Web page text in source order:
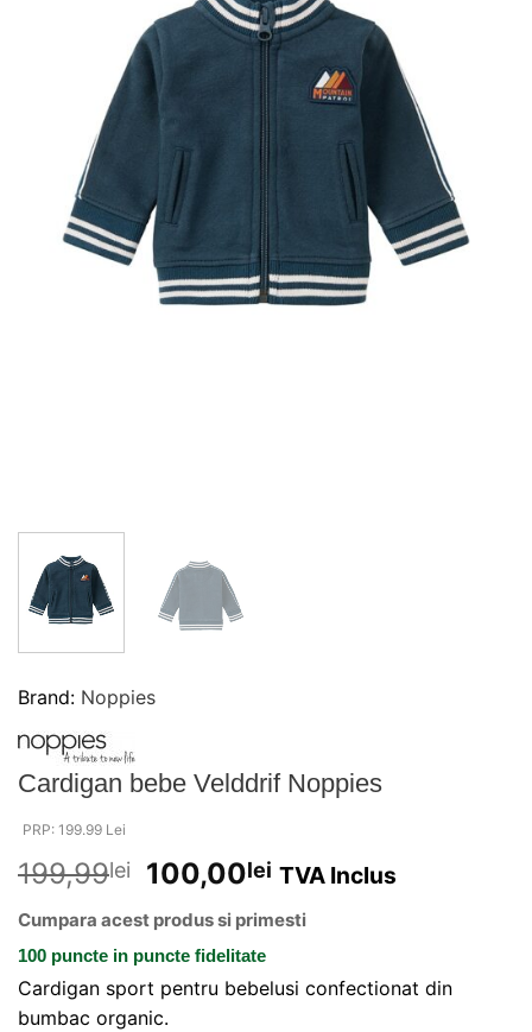
Brand: Noppies
Cardigan bebe Velddrif Noppies
PRP: 199.99 Lei
199,99lei 100,00lei TVA Inclus
Cumpara acest produs si primesti
100 puncte in puncte fidelitate
Cardigan sport pentru bebelusi confectionat din
bumbac organic.